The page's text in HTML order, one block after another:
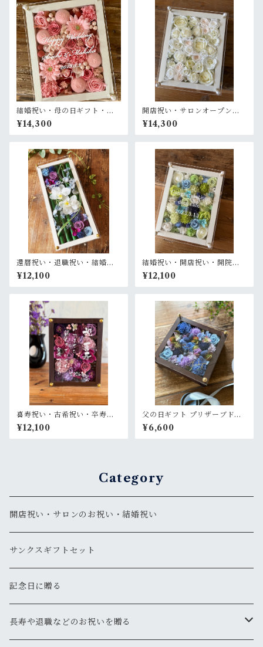
結婚祝い・母の日ギフト・退
職祝い【名入れ】プリザーブ
ドフラワーアレンジ ウッドフ
レーム 木枠〈ピンク〉プライ
¥14,300
開店祝い・サロンオープン祝
い・結婚祝い・退職祝い【名
入れ】プリザーブドフラワー
アレンジ ウッドフレーム 白木
¥14,300
還暦祝い・退職祝い・結婚式
両親贈呈品【名入れ】プリザ
ーブドフラワーアレンジ 和風
白木枠ロング〈竹 青紫 〉名入
式両親贈呈品に
¥12,100
結婚祝い・開店祝い・開院祝
い・サロンオープン祝い・周
年祝い【名入れ】プリザーブ
ドフラワーアレンジ ウッドフ
¥12,100
喜寿祝い・古希祝い・卒寿祝
い・長寿祝い・結婚記念日祝
い【名入れ】プリザーブドフ
ラワーアレンジ ウッドフレー
¥12,100
父の日ギフト プリザーブドフ
ラワーアレンジメント【父の
日限定】ゴールド文字入れ ウ
ッドフレーム 木枠〈ブルーバ
¥6,600
Category
開店祝い・サロンのお祝い・結婚祝い
サンクスギフトセット
記念日に贈る
長寿や退職などのお祝いを贈る